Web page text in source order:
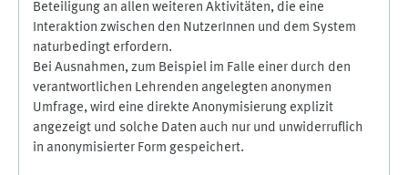
Beteiligung an allen weiteren Aktivitäten, die eine
Interaktion zwischen den NutzerInnen und dem System
naturbedingt erfordern.
Bei Ausnahmen, zum Beispiel im Falle einer durch den
verantwortlichen Lehrenden angelegten anonymen
Umfrage, wird eine direkte Anonymisierung explizit
angezeigt und solche Daten auch nur und unwiderruflich
in anonymisierter Form gespeichert.